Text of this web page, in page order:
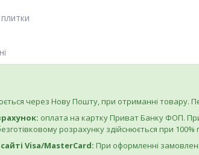
через Нову Пошту, при отриманні товару.
оплата на картку Приват Банку ФОП.
розрахунку здійснюється при 100%
Visa/MasterCard: При оформленні